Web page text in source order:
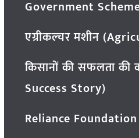
Government
एग्रीकल्चर मशीन
किसानों की सफलता की
Success Story)
Reliance